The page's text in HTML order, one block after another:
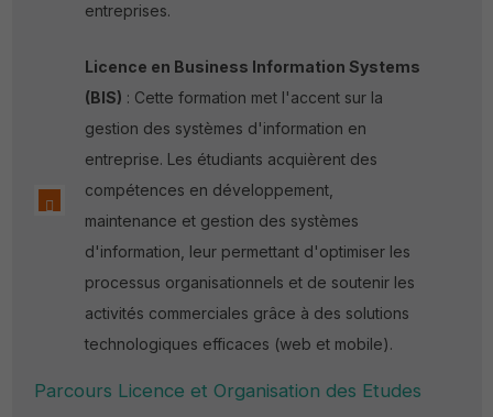
entreprises.
Licence en Business Information Systems
(BIS) : Cette formation met l'accent sur la
gestion des systèmes d'information en
entreprise. Les étudiants acquièrent des
compétences en développement,
maintenance et gestion des systèmes
d'information, leur permettant d'optimiser les
processus organisationnels et de soutenir les
activités commerciales grâce à des solutions
technologiques efficaces (web et mobile).
Parcours Licence et Organisation des Etudes